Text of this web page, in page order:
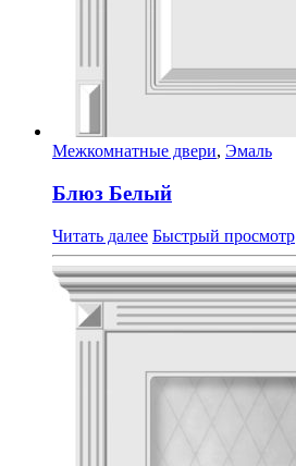
Межкомнатные двери, Эмаль
Блюз Белый
Читать далее Быстрый просмотр